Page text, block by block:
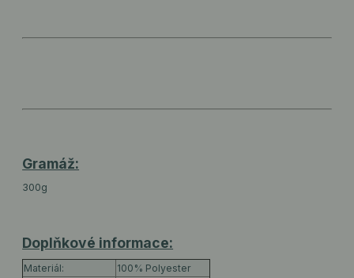
Gramáž:
300g
Doplňkové informace:
Materiál: 100% Polyester